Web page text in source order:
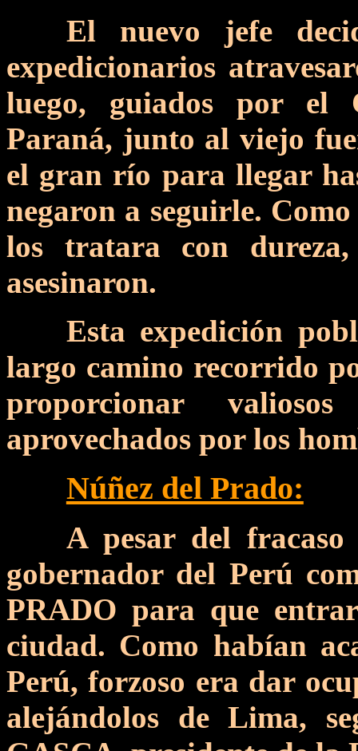
El nuevo jefe
expedicionarios
luego, guiados por el
Paraná, junto al viejo
el gran río para llegar
negaron a seguirle.
los tratara con
asesinaron.
Esta expedición
largo camino recorrido
proporcionar
aprovechados por los
Núñez del Prado:
A pesar del
gobernador del Perú
PRADO para que
ciudad. Como habían
Perú, forzoso era dar
alejándolos de Lima,